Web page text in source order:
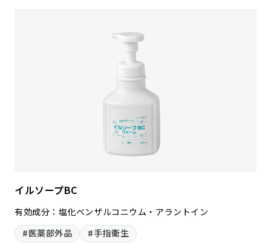
イルソープBC
有効成分：塩化ベンザルコニウム・アラントイン
#医薬部外品
#手指衛生